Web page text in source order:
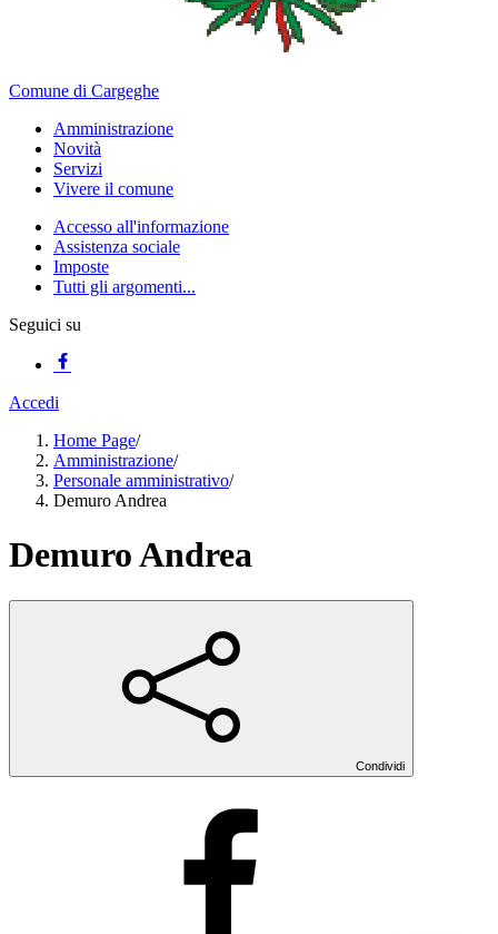
Comune di Cargeghe
Amministrazione
Novità
Servizi
Vivere il comune
Accesso all'informazione
Assistenza sociale
Imposte
Tutti gli argomenti...
Seguici su
Accedi
Home Page/
Amministrazione/
Personale amministrativo/
Demuro Andrea
Demuro Andrea
Condividi